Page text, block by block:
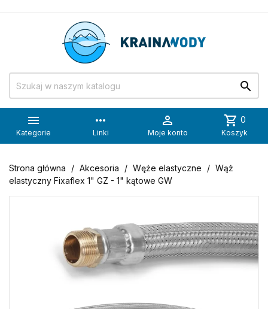


Kategorie
more_horiz
Linki

Moje konto
shopping_cart 0
Koszyk
Strona główna Akcesoria Węże elastyczne
Wąż
elastyczny Fixaflex 1" GZ - 1" kątowe GW